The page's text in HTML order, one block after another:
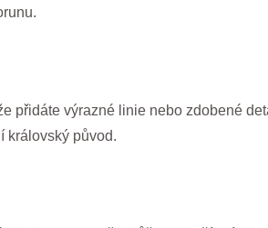
přidáte výrazné linie nebo zdobené
královský původ.